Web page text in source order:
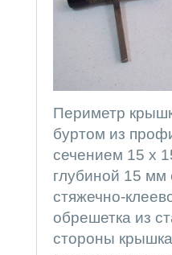
Периметр
буртом из
сечением 15 х
глубиной 15 мм
стяжечно-
обрешетка из
стороны